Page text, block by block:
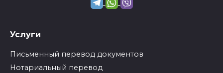
Услуги
Письменный перевод документов
Нотариальный перевод